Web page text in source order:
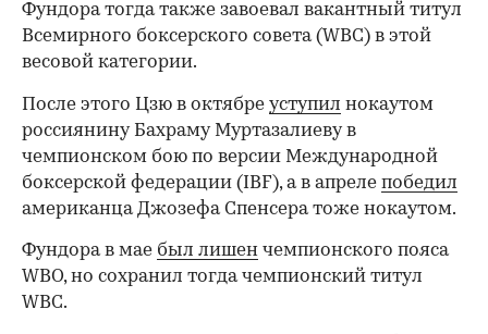
Фундора тогда также завоевал вакантный титул
Всемирного боксерского совета (WBC) в этой
весовой категории.
После этого Цзю в октябре уступил нокаутом
россиянину Бахраму Муртазалиеву в
чемпионском бою по версии Международной
боксерской федерации (IBF), а в апреле победил
американца Джозефа Спенсера тоже нокаутом.
Фундора в мае был лишен чемпионского пояса
WBO, но сохранил тогда чемпионский титул
WBC.